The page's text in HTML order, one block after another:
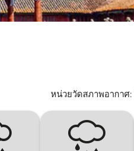
หน่วยวัดสภาพอากาศ: